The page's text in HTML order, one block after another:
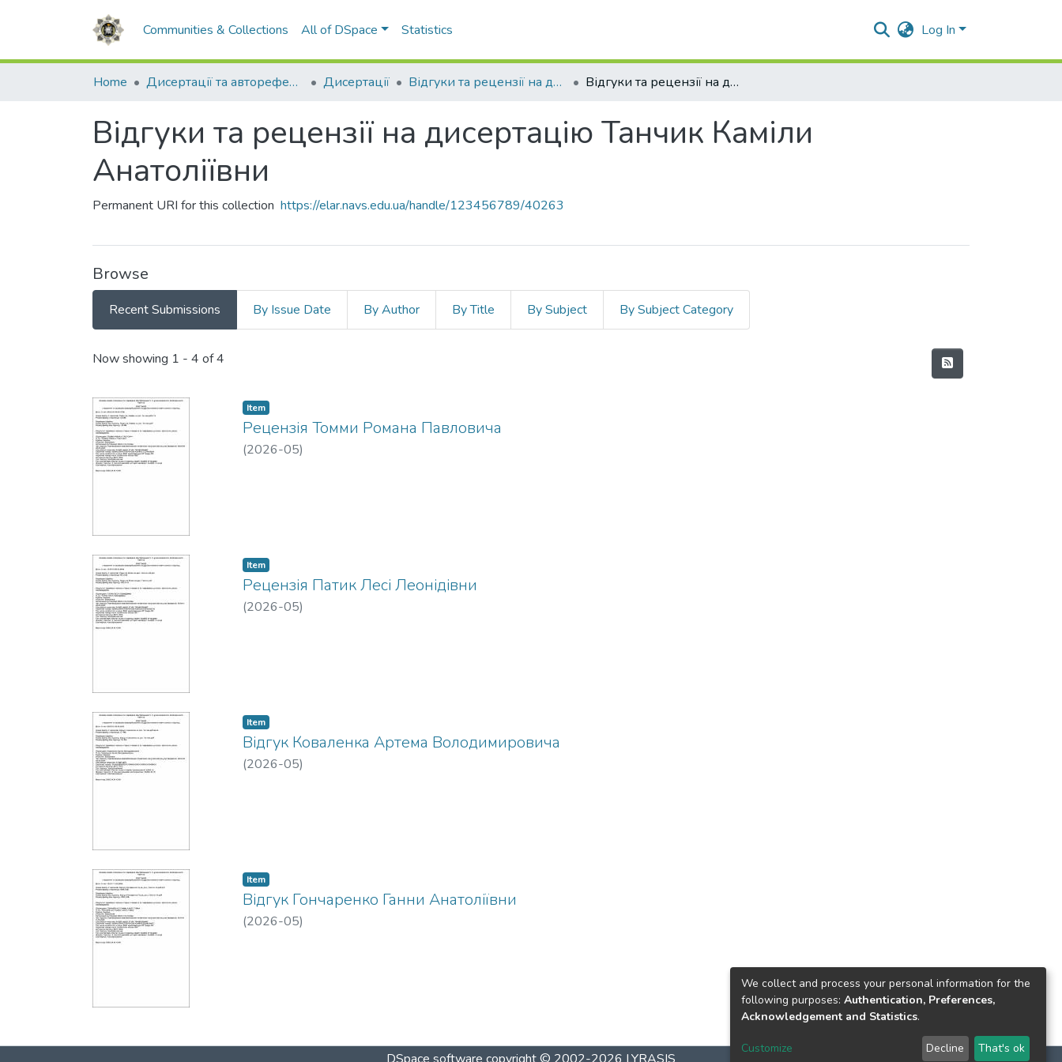
Communities & Collections All of DSpace Statistics Log In
Home Дисертації та автореферати Дисертації Відгуки та рецензії на дисертації Відгуки та рецензії на дисертацію Танчик Каміли Анатоліївни
Відгуки та рецензії на дисертацію Танчик Каміли
Анатоліївни
Permanent URI for this collection https://elar.navs.edu.ua/handle/123456789/40263
Browse
Recent Submissions By Issue Date By Author By Title By Subject By Subject Category
Recent Submissions
Now showing 1 - 4 of 4
Item
Рецензія Томми Романа Павловича
(2026-05)
Item
Рецензія Патик Лесі Леонідівни
(2026-05)
Item
Відгук Коваленка Артема Володимировича
(2026-05)
Item
Відгук Гончаренко Ганни Анатоліївни
(2026-05)
We collect and process your personal information for the
following purposes: Authentication, Preferences,
Acknowledgement and Statistics.
Customize Decline That's ok